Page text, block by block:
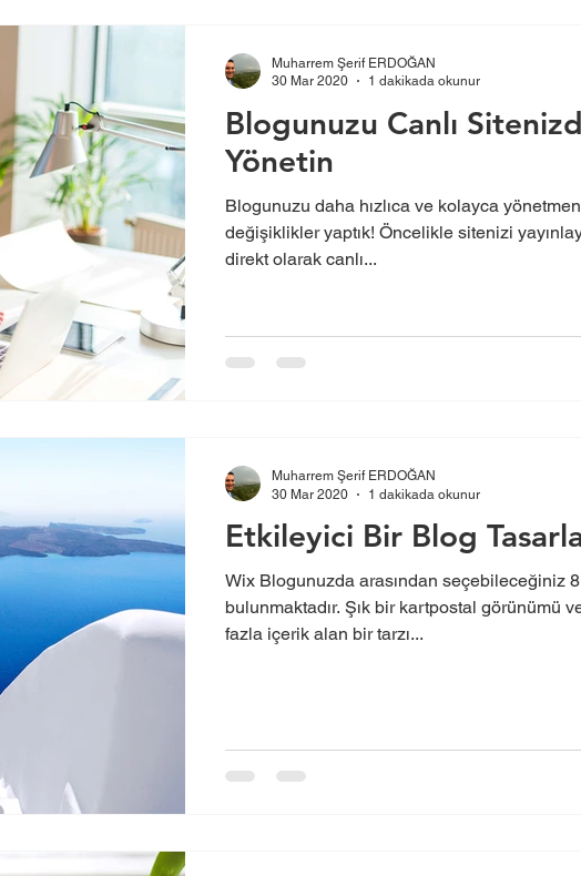
Blogunuzu Canlı
Yönetin
Blogunuzu daha hızlıca ve kolayca
değişiklikler yaptık! Öncelikle sitenizi
direkt olarak canlı...
Muharrem Şerif ERDOĞAN
30 Mar 2020
1 dakikada okunur
Etkileyici Bir Blog
Wix Blogunuzda arasından seçebileceğiniz
bulunmaktadır. Şık bir kartpostal görünümü
fazla içerik alan bir tarzı...
Muharrem Şerif ERDOĞAN
30 Mar 2020
1 dakikada okunur